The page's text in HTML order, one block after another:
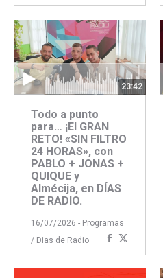
con
Facebook
con
Twitter
23:42
Todo a punto
para… ¡El GRAN
RETO! «SIN FILTRO
24 HORAS», con
PABLO + JONAS +
QUIQUE y
Almécija, en DÍAS
DE RADIO.
16/07/2026 - Programas
/ Dias de Radio
Compartir
con
Facebook
con
Twitter